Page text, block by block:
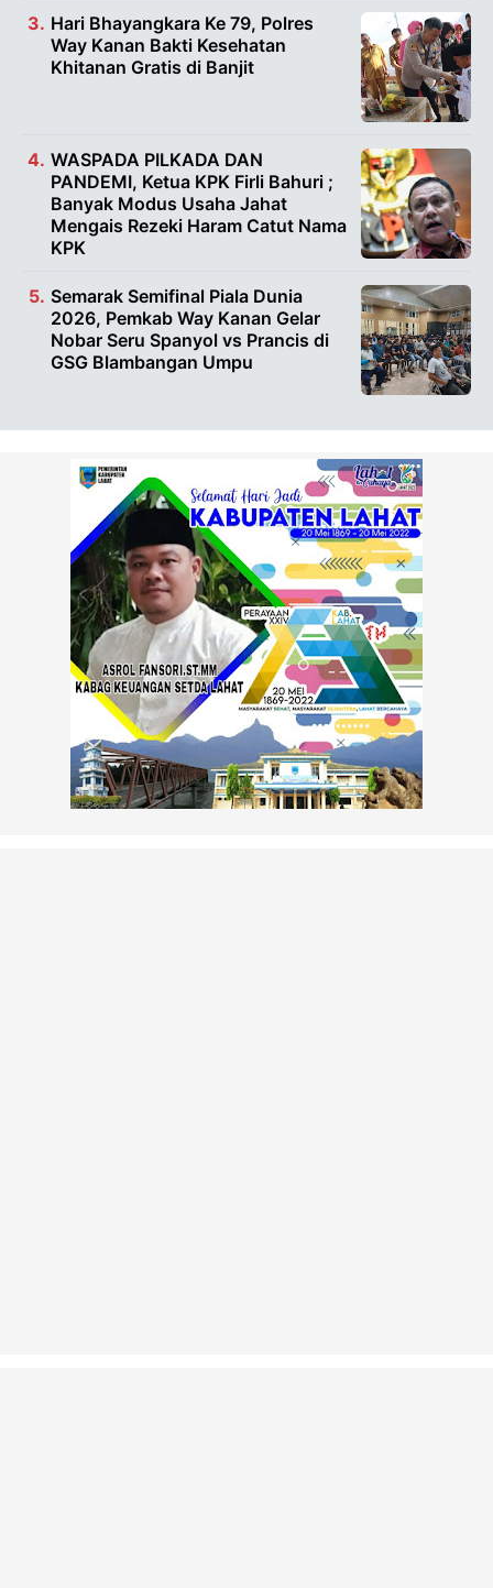
Hari Bhayangkara Ke 79, Polres
Way Kanan Bakti Kesehatan
Khitanan Gratis di Banjit
WASPADA PILKADA DAN
PANDEMI, Ketua KPK Firli Bahuri ;
Banyak Modus Usaha Jahat
Mengais Rezeki Haram Catut Nama
KPK
Semarak Semifinal Piala Dunia
2026, Pemkab Way Kanan Gelar
Nobar Seru Spanyol vs Prancis di
GSG Blambangan Umpu